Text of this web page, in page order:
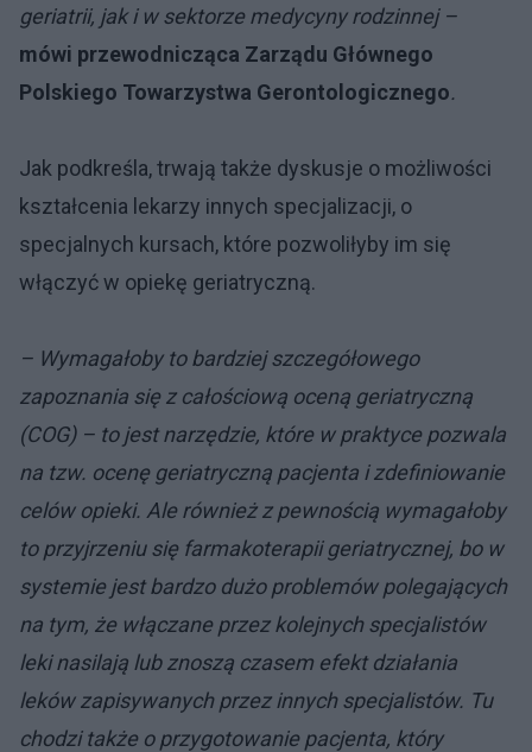
geriatrii, jak i w sektorze medycyny rodzinnej –
mówi przewodnicząca Zarządu Głównego
Polskiego Towarzystwa Gerontologicznego.
Jak podkreśla, trwają także dyskusje o możliwości
kształcenia lekarzy innych specjalizacji, o
specjalnych kursach, które pozwoliłyby im się
włączyć w opiekę geriatryczną.
– Wymagałoby to bardziej szczegółowego
zapoznania się z całościową oceną geriatryczną
(COG) – to jest narzędzie, które w praktyce pozwala
na tzw. ocenę geriatryczną pacjenta i zdefiniowanie
celów opieki. Ale również z pewnością wymagałoby
to przyjrzeniu się farmakoterapii geriatrycznej, bo w
systemie jest bardzo dużo problemów polegających
na tym, że włączane przez kolejnych specjalistów
leki nasilają lub znoszą czasem efekt działania
leków zapisywanych przez innych specjalistów. Tu
chodzi także o przygotowanie pacjenta, który